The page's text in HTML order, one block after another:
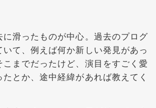
滑ったものが中心。過去のプログ
て、例えば何か新しい発見があっ
までだったけど、演目をすごく愛
とか、途中経緯があれば教えてく